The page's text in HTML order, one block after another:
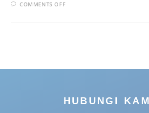
COMMENTS OFF
HUBUNGI